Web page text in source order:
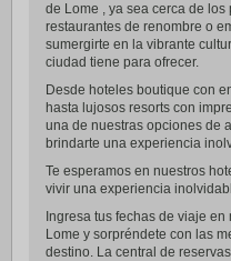
de Lome , ya sea cerca de
restaurantes de renombre o
sumergirte en la vibrante
ciudad tiene para ofrecer.
Desde hoteles boutique con
hasta lujosos resorts con
una de nuestras opciones de
brindarte una experiencia
Te esperamos en nuestros
vivir una experiencia
Ingresa tus fechas de viaje
Lome y sorpréndete con las
destino. La central de